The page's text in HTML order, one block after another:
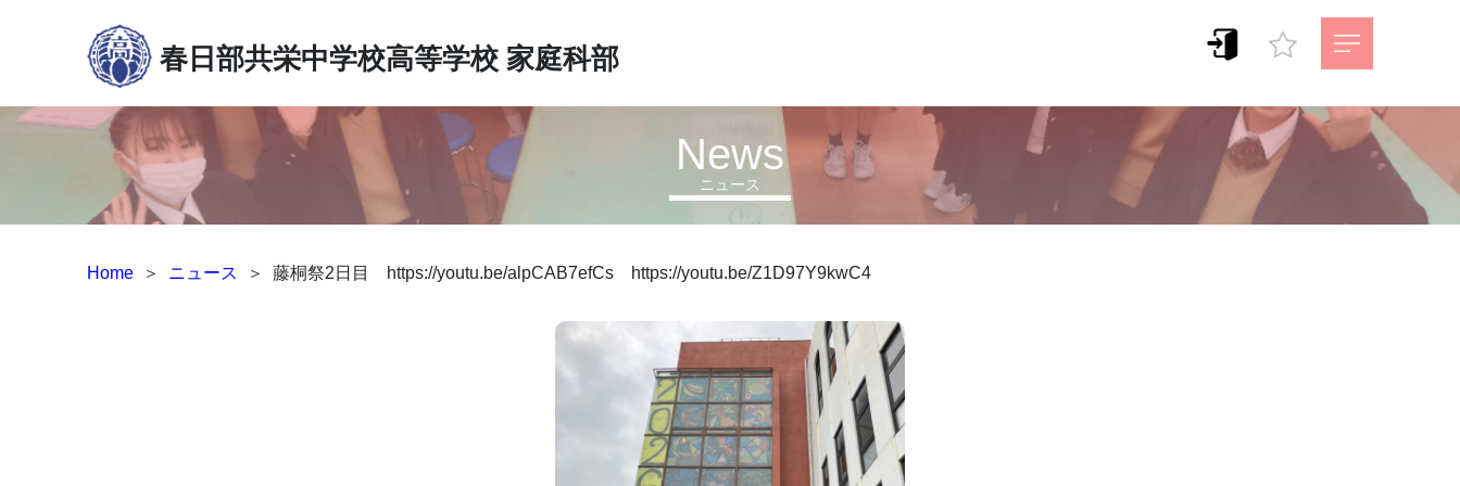
春日部共栄中学校高等学校 家庭科部
ニュース
News
Home ＞ ニュース ＞ 藤桐祭2日目 https://youtu.be/alpCAB7efCs https://youtu.be/Z1D97Y9kwC4